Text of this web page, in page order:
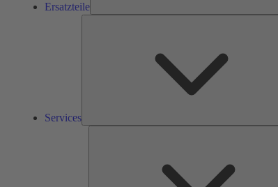
Ersatzteile
Services